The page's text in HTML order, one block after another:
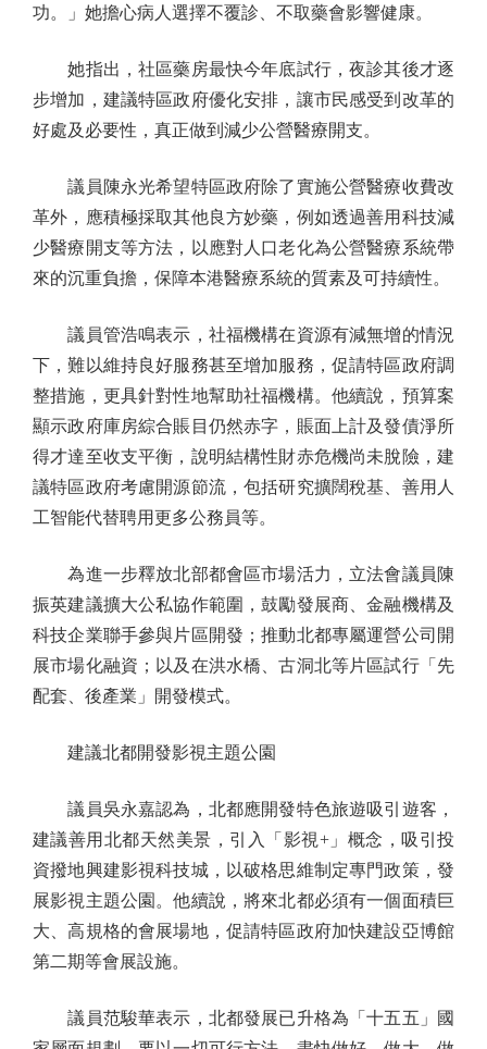
功。」她擔心病人選擇不覆診、不取藥會影響健康。
她指出，社區藥房最快今年底試行，夜診其後才逐
步增加，建議特區政府優化安排，讓市民感受到改革的
好處及必要性，真正做到減少公營醫療開支。
議員陳永光希望特區政府除了實施公營醫療收費改
革外，應積極採取其他良方妙藥，例如透過善用科技減
少醫療開支等方法，以應對人口老化為公營醫療系統帶
來的沉重負擔，保障本港醫療系統的質素及可持續性。
議員管浩鳴表示，社福機構在資源有減無增的情況
下，難以維持良好服務甚至增加服務，促請特區政府調
整措施，更具針對性地幫助社福機構。他續說，預算案
顯示政府庫房綜合賬目仍然赤字，賬面上計及發債淨所
得才達至收支平衡，說明結構性財赤危機尚未脫險，建
議特區政府考慮開源節流，包括研究擴闊稅基、善用人
工智能代替聘用更多公務員等。
為進一步釋放北部都會區市場活力，立法會議員陳
振英建議擴大公私協作範圍，鼓勵發展商、金融機構及
科技企業聯手參與片區開發；推動北都專屬運營公司開
展市場化融資；以及在洪水橋、古洞北等片區試行「先
配套、後產業」開發模式。
建議北都開發影視主題公園
議員吳永嘉認為，北都應開發特色旅遊吸引遊客，
建議善用北都天然美景，引入「影視+」概念，吸引投
資撥地興建影視科技城，以破格思維制定專門政策，發
展影視主題公園。他續說，將來北都必須有一個面積巨
大、高規格的會展場地，促請特區政府加快建設亞博館
第二期等會展設施。
議員范駿華表示，北都發展已升格為「十五五」國